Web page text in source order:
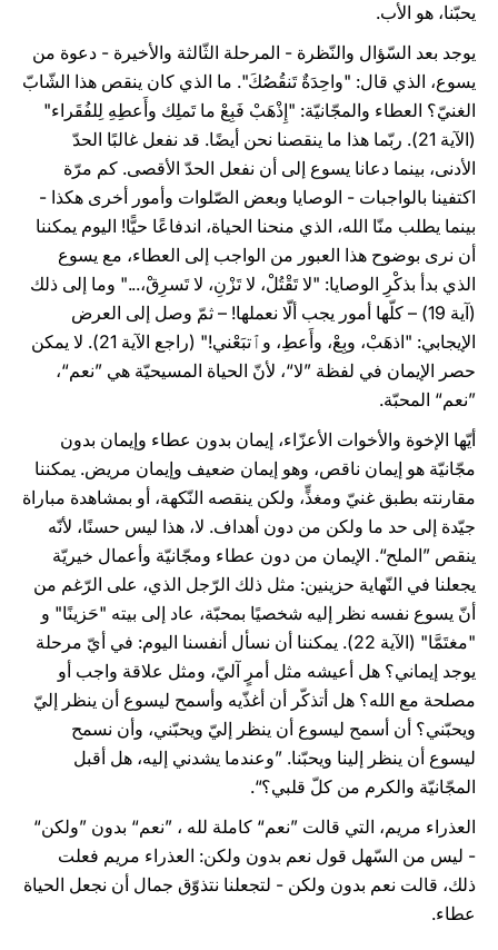
يحبّنا، هو الأب.
يوجد بعد السّؤال والنّظرة - المرحلة الثّالثة والأخيرة - دعوة من
يسوع، الذي قال: "واحِدَةٌ تَنقُصُكَ". ما الذي كان ينقص هذا الشّابّ
الغنيّ؟ العطاء والمجّانيّة: "إِذْهَبْ فَبِعْ ما تَملِك وأَعطِهِ لِلفُقَراء"
(الآية 21). ربّما هذا ما ينقصنا نحن أيضًا. قد نفعل غالبًا الحدّ
الأدنى، بينما دعانا يسوع إلى أن نفعل الحدّ الأقصى. كم مرّة
اكتفينا بالواجبات - الوصايا وبعض الصّلوات وأمور أخرى هكذا -
بينما يطلب منّا الله، الذي منحنا الحياة، اندفاعًا حيًّا! اليوم يمكننا
أن نرى بوضوح هذا العبور من الواجب إلى العطاء، مع يسوع
الذي بدأ بذكْرِ الوصايا: "لا تَقْتُلْ، لا تَزْنِ، لا تَسرِقْ،..." وما إلى ذلك
(آية 19) – كلّها أمور يجب ألّا نعملها! – ثمّ وصل إلى العرض
الإيجابي: "اذهَبْ، وبِعْ، وأَعطِ، وٱتبَعْني!" (راجع الآية 21). لا يمكن
حصر الإيمان في لفظة ”لا“، لأنّ الحياة المسيحيّة هي ”نعم“،
”نعم“ المحبّة.
أيّها الإخوة والأخوات الأعزّاء، إيمان بدون عطاء وإيمان بدون
مجّانيّة هو إيمان ناقص، وهو إيمان ضعيف وإيمان مريض. يمكننا
مقارنته بطبق غنيّ ومغذٍّ، ولكن ينقصه النّكهة، أو بمشاهدة مباراة
جيّدة إلى حد ما ولكن من دون أهداف. لا، هذا ليس حسنًا، لأنّه
ينقص ”الملح“. الإيمان من دون عطاء ومجّانيّة وأعمال خيريّة
يجعلنا في النّهاية حزينين: مثل ذلك الرّجل الذي، على الرّغم من
أنّ يسوع نفسه نظر إليه شخصيًا بمحبّة، عاد إلى بيته "حَزينًا" و
"مغتَمَّا" (الآية 22). يمكننا أن نسأل أنفسنا اليوم: في أيّ مرحلة
يوجد إيماني؟ هل أعيشه مثل أمرٍ آليّ، ومثل علاقة واجب أو
مصلحة مع الله؟ هل أتذكّر أن أغذّيه وأسمح ليسوع أن ينظر إليّ
ويحبّني؟ أن أسمح ليسوع أن ينظر إليّ ويحبّني، وأن نسمح
ليسوع أن ينظر إلينا ويحبّنا. ”وعندما يشدني إليه، هل أقبل
المجّانيّة والكرم من كلّ قلبي؟“.
العذراء مريم، التي قالت ”نعم“ كاملة لله ، ”نعم“ بدون ”ولكن“
- ليس من السّهل قول نعم بدون ولكن: العذراء مريم فعلت
ذلك، قالت نعم بدون ولكن - لتجعلنا نتذوّق جمال أن نجعل الحياة
عطاء.